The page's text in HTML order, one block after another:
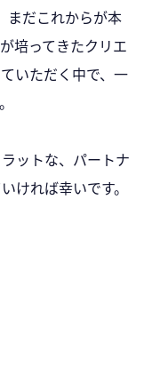
まだこれからが本
培ってきたクリエ
いただく中で、一
ットな、パートナ
ければ幸いです。